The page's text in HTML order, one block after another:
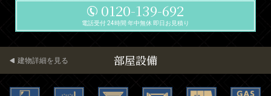
0120-139-692
電話受付 24時間 年中無休 即日お見積り
部屋設備
建物詳細を見る